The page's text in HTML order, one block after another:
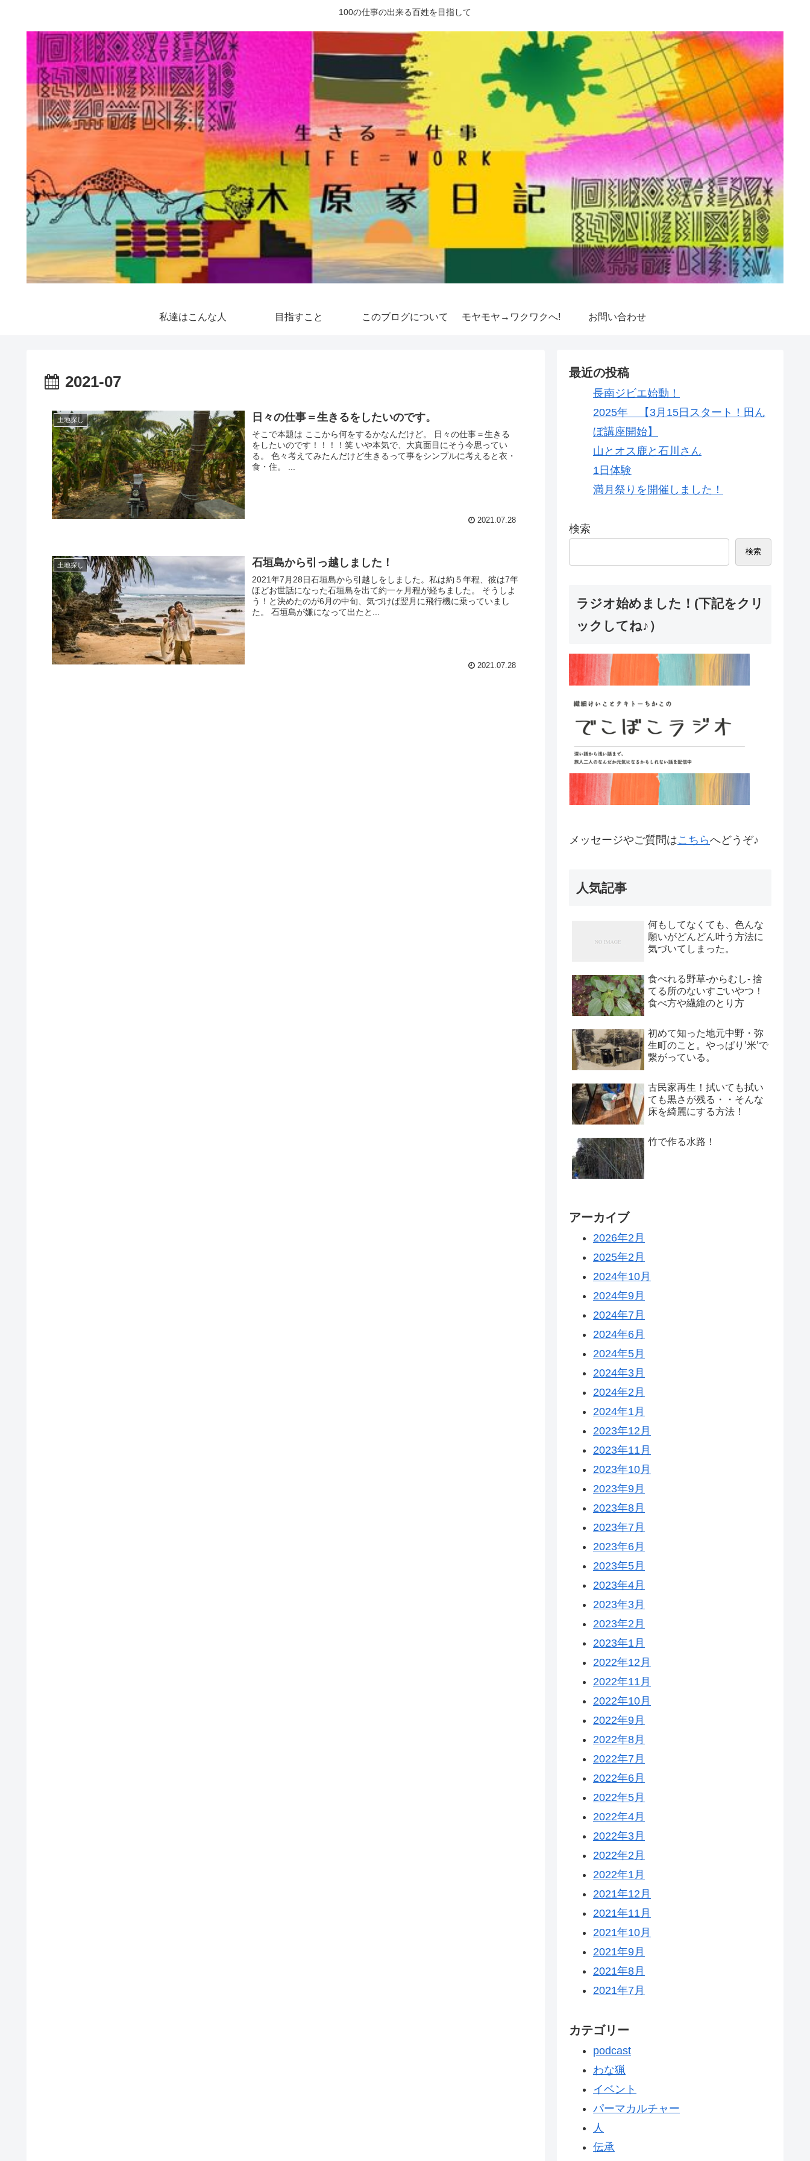
100の仕事の出来る百姓を目指して
私達はこんな人 目指すこと このブログについて モヤモヤ→ワクワクへ! お問い合わせ
2021-07
土地探し 日々の仕事＝生きるをしたいのです。
そこで本題は ここから何をするかなんだけど。 日々の仕事＝生きる
をしたいのです！！！！笑 いや本気で、大真面目にそう今思ってい
る。 色々考えてみたんだけど生きるって事をシンプルに考えると衣・
食・住。 ...
2021.07.28
土地探し 石垣島から引っ越しました！
2021年7月28日石垣島から引越しをしました。私は約５年程、彼は7年
ほどお世話になった石垣島を出て約一ヶ月程が経ちました。 そうしよ
う！と決めたのが6月の中旬、気づけば翌月に飛行機に乗っていまし
た。 石垣島が嫌になって出たと...
2021.07.28
最近の投稿
長南ジビエ始動！
2025年 【3月15日スタート！田ん
ぼ講座開始】
山とオス鹿と石川さん
1日体験
満月祭りを開催しました！
検索
検索
ラジオ始めました！(下記をクリ
ックしてね♪）
メッセージやご質問はこちらへどうぞ♪
人気記事
何もしてなくても、色んな
願いがどんどん叶う方法に
気づいてしまった。
食べれる野草-からむし- 捨
てる所のないすごいやつ！
食べ方や繊維のとり方
初めて知った地元中野・弥
生町のこと。やっぱり’米’で
繋がっている。
古民家再生！拭いても拭い
ても黒さが残る・・そんな
床を綺麗にする方法！
竹で作る水路！
アーカイブ
2026年2月
2025年2月
2024年10月
2024年9月
2024年7月
2024年6月
2024年5月
2024年3月
2024年2月
2024年1月
2023年12月
2023年11月
2023年10月
2023年9月
2023年8月
2023年7月
2023年6月
2023年5月
2023年4月
2023年3月
2023年2月
2023年1月
2022年12月
2022年11月
2022年10月
2022年9月
2022年8月
2022年7月
2022年6月
2022年5月
2022年4月
2022年3月
2022年2月
2022年1月
2021年12月
2021年11月
2021年10月
2021年9月
2021年8月
2021年7月
カテゴリー
podcast
わな猟
イベント
パーマカルチャー
人
伝承